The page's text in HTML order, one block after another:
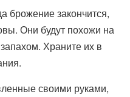
брожение закончится,
Они будут похожи на
Храните их в
своими руками,